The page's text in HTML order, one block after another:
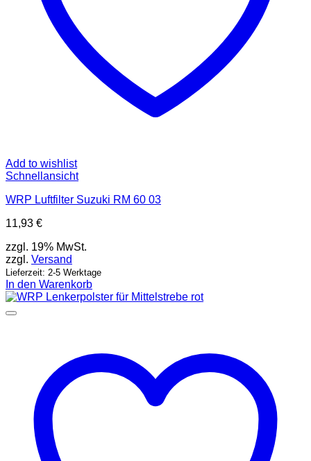
Add to wishlist
Schnellansicht
WRP Luftfilter Suzuki RM 60 03
11,93 €
zzgl. 19% MwSt.
zzgl. Versand
Lieferzeit: 2-5 Werktage
In den Warenkorb